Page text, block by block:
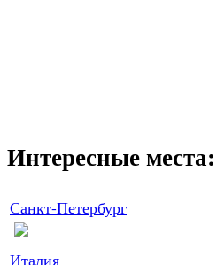
Интересные места:
Санкт-Петербург
Италия